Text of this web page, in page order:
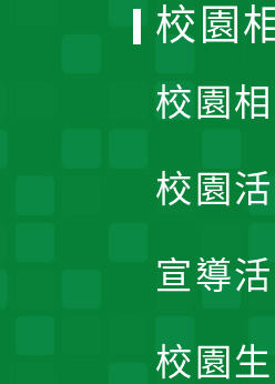
校園
校園
校園
宣導
校園